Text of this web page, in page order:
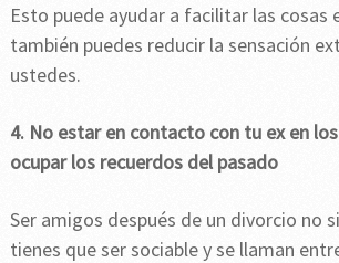
Esto puede ayudar a facilitar las cosas
también puedes reducir la sensación
ustedes.
4. No estar en contacto con tu ex en
ocupar los recuerdos del pasado
Ser amigos después de un divorcio no
tienes que ser sociable y se llaman